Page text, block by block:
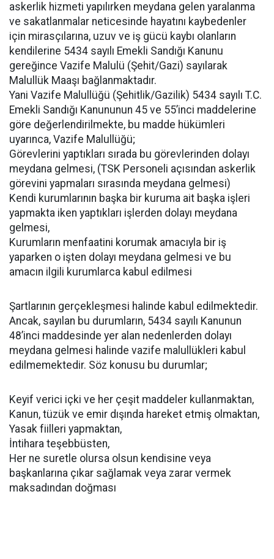
askerlik hizmeti yapılırken meydana gelen yaralanma
ve sakatlanmalar neticesinde hayatını kaybedenler
için mirasçılarına, uzuv ve iş gücü kaybı olanların
kendilerine 5434 sayılı Emekli Sandığı Kanunu
gereğince Vazife Malulü (Şehit/Gazi) sayılarak
Malullük Maaşı bağlanmaktadır.
Yani Vazife Malullüğü (Şehitlik/Gazilik) 5434 sayılı T.C.
Emekli Sandığı Kanununun 45 ve 55’inci maddelerine
göre değerlendirilmekte, bu madde hükümleri
uyarınca, Vazife Malullüğü;
Görevlerini yaptıkları sırada bu görevlerinden dolayı
meydana gelmesi, (TSK Personeli açısından askerlik
görevini yapmaları sırasında meydana gelmesi)
Kendi kurumlarının başka bir kuruma ait başka işleri
yapmakta iken yaptıkları işlerden dolayı meydana
gelmesi,
Kurumların menfaatini korumak amacıyla bir iş
yaparken o işten dolayı meydana gelmesi ve bu
amacın ilgili kurumlarca kabul edilmesi
Şartlarının gerçekleşmesi halinde kabul edilmektedir.
Ancak, sayılan bu durumların, 5434 sayılı Kanunun
48’inci maddesinde yer alan nedenlerden dolayı
meydana gelmesi halinde vazife malullükleri kabul
edilmemektedir. Söz konusu bu durumlar;
Keyif verici içki ve her çeşit maddeler kullanmaktan,
Kanun, tüzük ve emir dışında hareket etmiş olmaktan,
Yasak fiilleri yapmaktan,
İntihara teşebbüsten,
Her ne suretle olursa olsun kendisine veya
başkanlarına çıkar sağlamak veya zarar vermek
maksadından doğması